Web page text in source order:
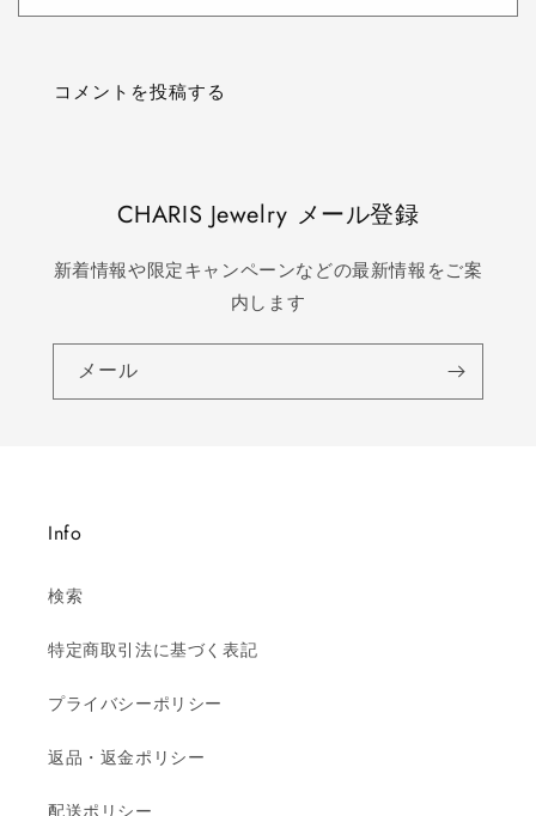
CHARIS Jewelry メール登録
新着情報や限定キャンペーンなどの最新情報をご案
内します
メール
Info
検索
特定商取引法に基づく表記
プライバシーポリシー
返品・返金ポリシー
配送ポリシー